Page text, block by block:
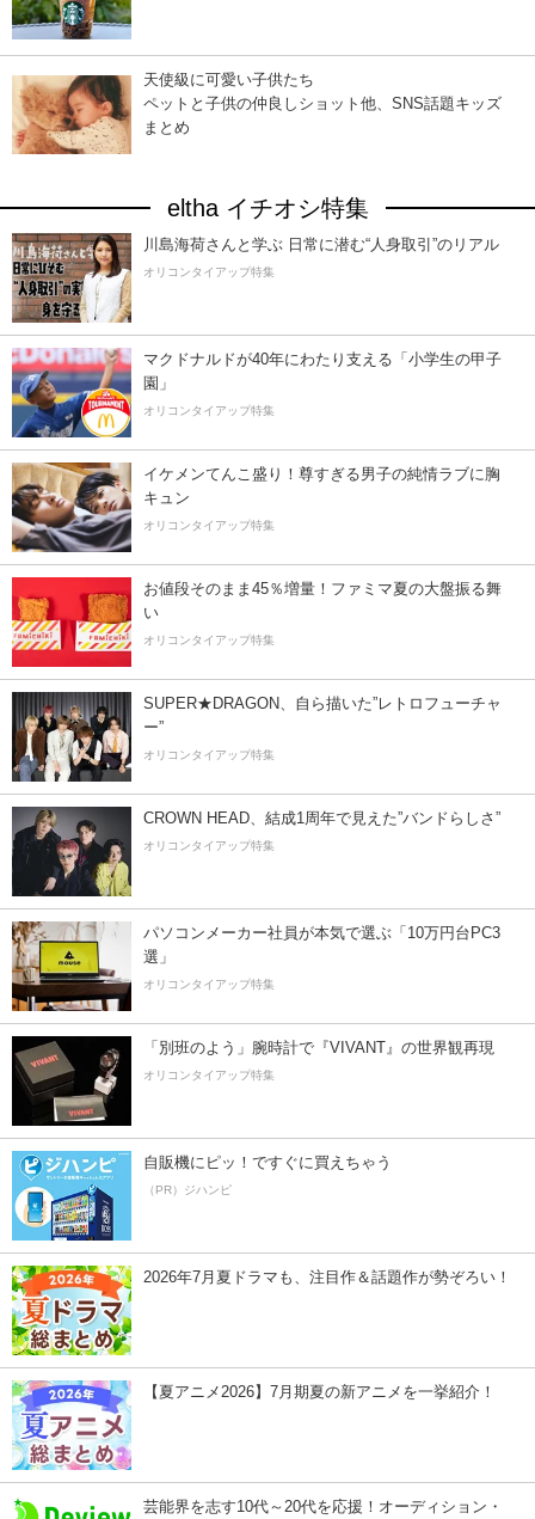
天使級に可愛い子供たち
ペットと子供の仲良しショット他、SNS話題キッズ
まとめ
eltha イチオシ特集
川島海荷さんと学ぶ 日常に潜む“人身取引”のリアル
オリコンタイアップ特集
マクドナルドが40年にわたり支える「小学生の甲子
園」
オリコンタイアップ特集
イケメンてんこ盛り！尊すぎる男子の純情ラブに胸
キュン
オリコンタイアップ特集
お値段そのまま45％増量！ファミマ夏の大盤振る舞
い
オリコンタイアップ特集
SUPER★DRAGON、自ら描いた”レトロフューチャ
ー”
オリコンタイアップ特集
CROWN HEAD、結成1周年で見えた”バンドらしさ”
オリコンタイアップ特集
パソコンメーカー社員が本気で選ぶ「10万円台PC3
選」
オリコンタイアップ特集
「別班のよう」腕時計で『VIVANT』の世界観再現
オリコンタイアップ特集
自販機にピッ！ですぐに買えちゃう
（PR）ジハンピ
2026年7月夏ドラマも、注目作＆話題作が勢ぞろい！
【夏アニメ2026】7月期夏の新アニメを一挙紹介！
芸能界を志す10代～20代を応援！オーディション・